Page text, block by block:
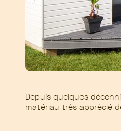
Depuis quelques
matériau très apprécié